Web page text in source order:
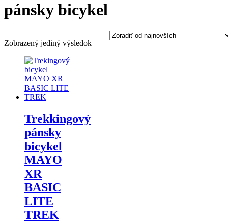
pánsky bicykel
Zobrazený jediný výsledok
Trekkingový
pánsky
bicykel
MAYO
XR
BASIC
LITE
TREK